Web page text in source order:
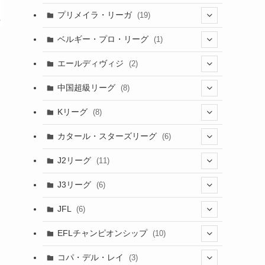
(6)
(1)
(3)
(2)
(16)
(6)
(46)
(1)
(1)
(5)
(15)
(19)
プリメイラ・リーガ (19)
(6)
ベルギー・プロ・リーグ (1)
エールディヴィジ (2)
中国超級リーグ (8)
(3)
Kリーグ (8)
(8)
カタール・スターズリーグ (6)
J2リーグ (11)
(1)
J3リーグ (6)
JFL (6)
(3)
(3)
EFLチャンピオンシップ (10)
コパ・デル・レイ (3)